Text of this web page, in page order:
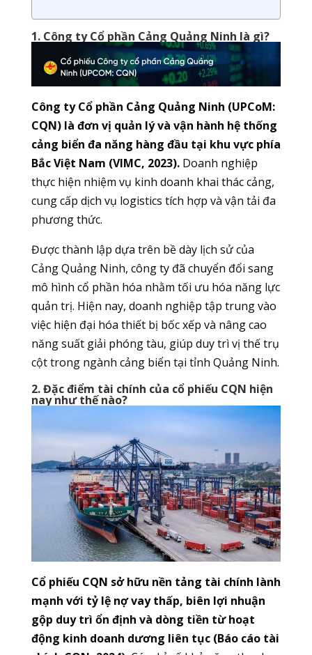
1. Công ty Cổ phần Cảng Quảng Ninh là gì?
Công ty Cổ phần Cảng Quảng Ninh (UPCoM:
CQN) là đơn vị quản lý và vận hành hệ thống
cảng biển đa năng hàng đầu tại khu vực phía
Bắc Việt Nam (VIMC, 2023).Doanh nghiệp
thực hiện nhiệm vụ kinh doanh khai thác cảng,
cung cấp dịch vụ logistics tích hợp và vận tải đa
phương thức.
Được thành lập dựa trên bề dày lịch sử của
Cảng Quảng Ninh, công ty đã chuyển đổi sang
mô hình cổ phần hóa nhằm tối ưu hóa năng lực
quản trị. Hiện nay, doanh nghiệp tập trung vào
việc hiện đại hóa thiết bị bốc xếp và nâng cao
năng suất giải phóng tàu, giúp duy trì vị thế trụ
cột trong ngành cảng biển tại tỉnh Quảng Ninh.
2. Đặc điểm tài chính của cổ phiếu CQN hiện
nay như thế nào?
Cổ phiếu CQN sở hữu nền tảng tài chính lành
mạnh với tỷ lệ nợ vay thấp, biên lợi nhuận
gộp duy trì ổn định và dòng tiền từ hoạt
động kinh doanh dương liên tục (Báo cáo tài